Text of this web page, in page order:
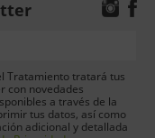
Tratamiento tratará tus
con novedades
a través de la
tus datos, así como
adicional y detallada